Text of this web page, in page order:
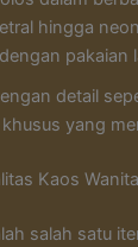
hingga
pakaian
detail
yang
Kaos Wanita
salah satu